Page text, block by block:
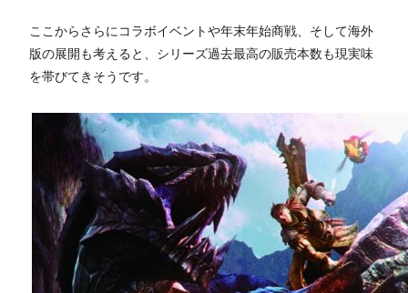
ここからさらにコラボイベントや年末年始商戦、そして海外
版の展開も考えると、シリーズ過去最高の販売本数も現実味
を帯びてきそうです。